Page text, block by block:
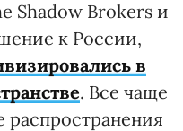
Shadow Brokers и
к России,
в
. Все чаще